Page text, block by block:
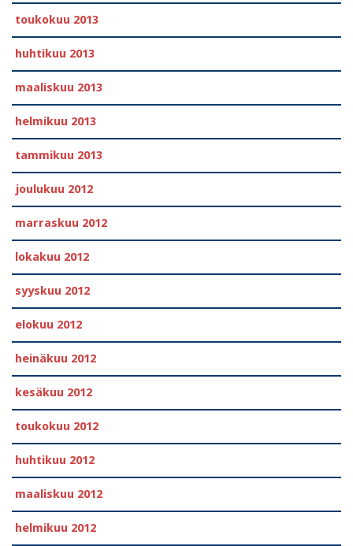
toukokuu 2013
huhtikuu 2013
maaliskuu 2013
helmikuu 2013
tammikuu 2013
joulukuu 2012
marraskuu 2012
lokakuu 2012
syyskuu 2012
elokuu 2012
heinäkuu 2012
kesäkuu 2012
toukokuu 2012
huhtikuu 2012
maaliskuu 2012
helmikuu 2012